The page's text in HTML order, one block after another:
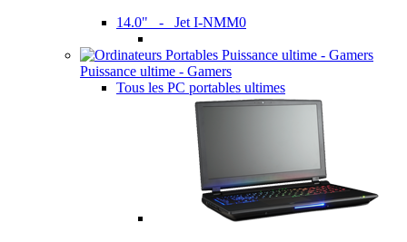
14.0" - Jet I-NMM0
Puissance ultime - Gamers
Tous les PC portables ultimes